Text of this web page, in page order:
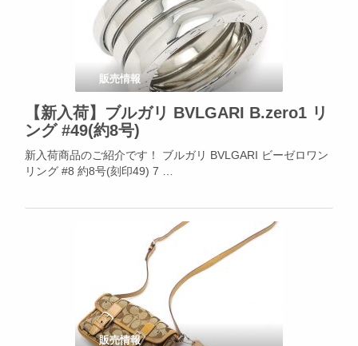
販売情報
【新入荷】ブルガリ BVLGARI B.zero1 リ
ング #49(約8号)
新入荷商品のご紹介です！ ブルガリ BVLGARI ビーゼロワン
リング #8 約8号(刻印49) 7 …
販売情報